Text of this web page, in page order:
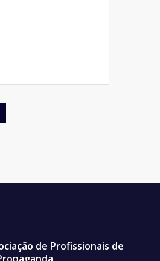
de Profissionais de